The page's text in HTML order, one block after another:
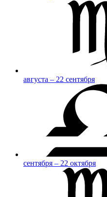
августа – 22 сентября
сентября – 22 октября